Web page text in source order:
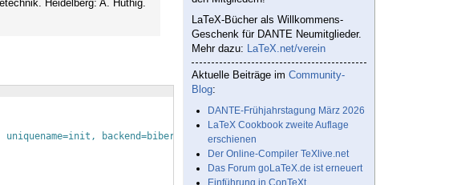
Heidelberg: A. Hüthig.
backend=biber biblatex}
LaTeX-Bücher als Willkommens-
Geschenk für DANTE Neumitglieder.
Mehr dazu: LaTeX.net/verein
Aktuelle Beiträge im Community-
Blog:
DANTE-Frühjahrstagung März 2026
LaTeX Cookbook zweite Auflage
erschienen
Der Online-Compiler TeXlive.net
Das Forum goLaTeX.de ist erneuert